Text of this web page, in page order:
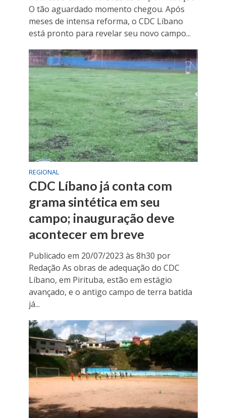
O tão aguardado momento chegou. Após
meses de intensa reforma, o CDC Líbano
está pronto para revelar seu novo campo...
REGIONAL
CDC Líbano já conta com
grama sintética em seu
campo; inauguração deve
acontecer em breve
Publicado em 20/07/2023 às 8h30 por
Redação As obras de adequação do CDC
Líbano, em Pirituba, estão em estágio
avançado, e o antigo campo de terra batida
já...